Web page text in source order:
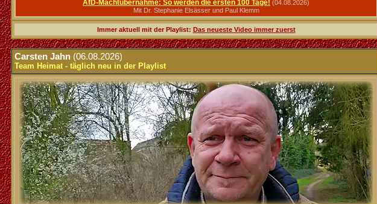
AfD-Machtübernahme: So werden die ersten 100 Tage! (04.08.2026)
Mit Dr. Stephanie Elsässer und Paul Klemm
Immer aktuell mit der Playlist: Das neueste Video immer zuerst
.
Carsten Jahn (06.08.2026)
Team Heimat - täglich neu in der Playlist